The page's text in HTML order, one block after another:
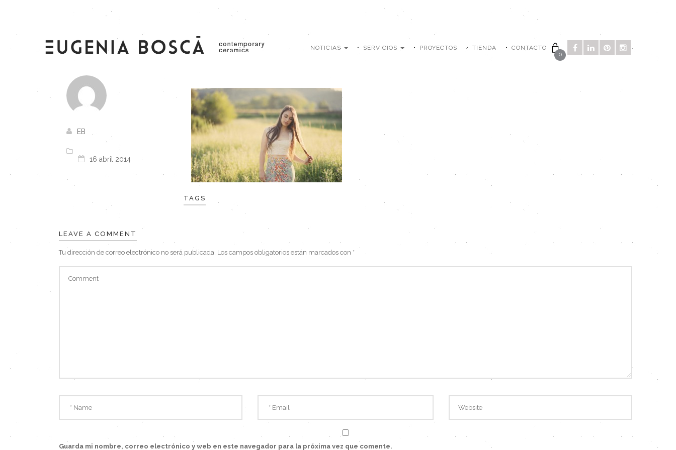
NOTICIAS SERVICIOS PROYECTOS TIENDA CONTACTO
0
EB
16 abril 2014
TAGS
LEAVE A COMMENT
Tu dirección de correo electrónico no será publicada. Los campos obligatorios están marcados con *
Guarda mi nombre, correo electrónico y web en este navegador para la próxima vez que comente.